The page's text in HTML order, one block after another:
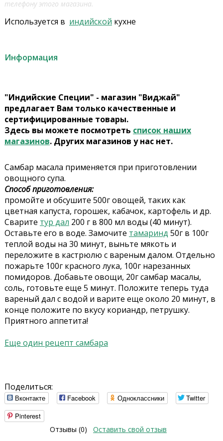
телефону этого магазина.
Используется в индийской кухне
Информация
"Индийские Специи" - магазин "Виджай"
предлагает Вам только качественные и
сертифицированные товары.
Здесь вы можете посмотреть список наших
магазинов. Других магазинов у нас нет.
Самбар масала применяется при приготовлении
овощного супа.
Способ приготовления:
промойте и обсушите 500г овощей, таких как
цветная капуста, горошек, кабачок, картофель и др.
Сварите тур дал 200 г в 800 мл воды (40 минут).
Оставьте его в воде. Замочите тамаринд 50г в 100г
теплой воды на 30 минут, выньте мякоть и
переложите в кастрюлю с вареным далом. Отдельно
пожарьте 100г красного лука, 100г нарезанных
помидоров. Добавьте овощи, 20г самбар масалы,
соль, готовьте еще 5 минут. Положите теперь туда
вареный дал с водой и варите еще около 20 минут, в
конце положите по вкусу кориандр, петрушку.
Приятного аппетита!
Еще один рецепт самбара
Поделиться:
Вконтакте Facebook Одноклассники
Twitter
Pinterest
Отзывы (0)
Оставить свой отзыв